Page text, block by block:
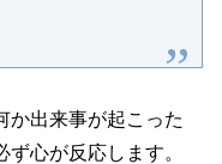
か出来事が起こった
心が反応します。